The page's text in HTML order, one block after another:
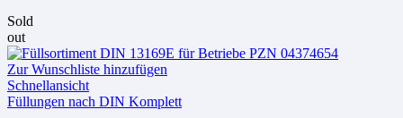
Sold
out
Zur Wunschliste hinzufügen
Schnellansicht
Füllungen nach DIN Komplett